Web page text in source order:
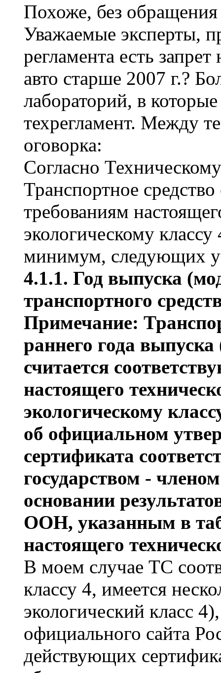
Похоже, без обращения
Уважаемые эксперты,
регламента есть
авто старше 2007 г.?
лабораторий, в
техрегламент. Между
оговорка:
Согласно
Транспортное
требованиям
экологическому
минимум, следующих
4.1.1. Год выпуска
транспортного
Примечание:
раннего года
считается
настоящего
экологическому
об официальном
сертификата
государством -
основании
ООН, указанным в
настоящего
В моем случае ТС
классу 4, имеется
экологический класс
официального сайта
действующих